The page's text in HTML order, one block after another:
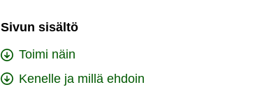
Sivun sisältö
Toimi näin
Kenelle ja millä ehdoin